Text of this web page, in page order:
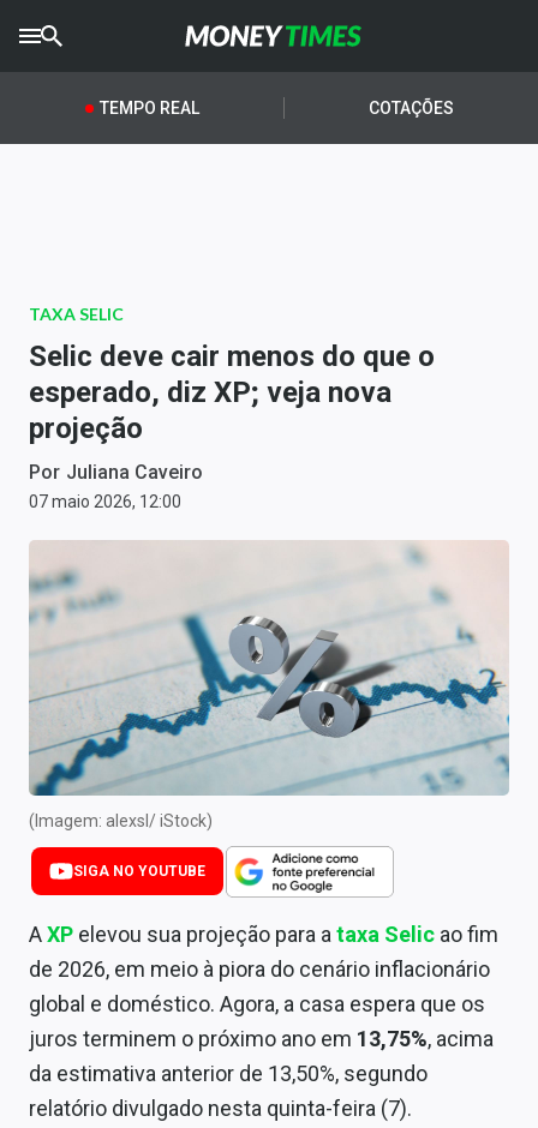
CRYPTOTIMES
AGROTIMES
Newsletters
Money Trader
Anuncie
Últimas Notícias
Cotações
Comprar ou vender?
Carteiras Recomendadas
Central de Dividendos
Central de Fundos Imobiliários
Central dos IPOs
Renda Fixa
Finanças Pessoais
Mercados
Economia
TEMPO REAL COTAÇÕES
TAXA SELIC
Selic deve cair menos do que o
esperado, diz XP; veja nova
projeção
Por Juliana Caveiro
07 maio 2026, 12:00
(Imagem: alexsl/ iStock)
SIGA NO YOUTUBE
AXP elevou sua projeção para ataxa Selic ao fim
de 2026, em meio à piora do cenário inflacionário
global e doméstico. Agora, a casa espera que os
juros terminem o próximo ano em 13,75%, acima
da estimativa anterior de 13,50%, segundo
relatório divulgado nesta quinta-feira (7).